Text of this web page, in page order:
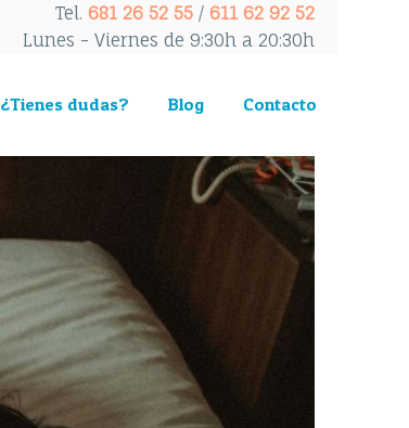
Tel. 681 26 52 55 / 611 62 92 52
Lunes - Viernes de 9:30h a 20:30h
¿Tienes dudas? Blog Contacto